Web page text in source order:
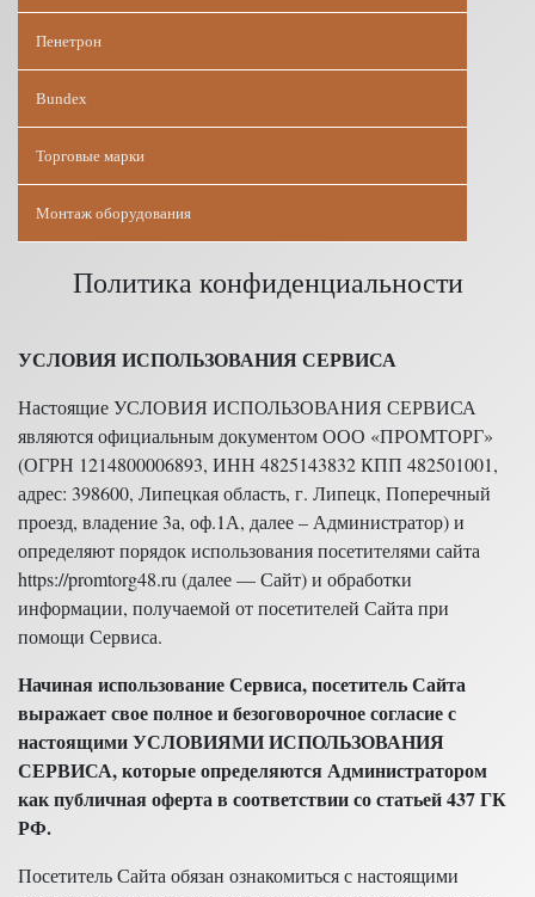
Пенетрон
Bundex
Торговые марки
Монтаж оборудования
Политика конфиденциальности
УСЛОВИЯ ИСПОЛЬЗОВАНИЯ СЕРВИСА
Настоящие УСЛОВИЯ ИСПОЛЬЗОВАНИЯ СЕРВИСА
являются официальным документом ООО «ПРОМТОРГ»
(ОГРН 1214800006893, ИНН 4825143832 КПП 482501001,
адрес: 398600, Липецкая область, г. Липецк, Поперечный
проезд, владение 3а, оф.1А, далее – Администратор) и
определяют порядок использования посетителями сайта
https://promtorg48.ru (далее — Сайт) и обработки
информации, получаемой от посетителей Сайта при
помощи Сервиса.
Начиная использование Сервиса, посетитель Сайта
выражает свое полное и безоговорочное согласие с
настоящими УСЛОВИЯМИ ИСПОЛЬЗОВАНИЯ
СЕРВИСА, которые определяются Администратором
как публичная оферта в соответствии со статьей 437 ГК
РФ.
Посетитель Сайта обязан ознакомиться с настоящими